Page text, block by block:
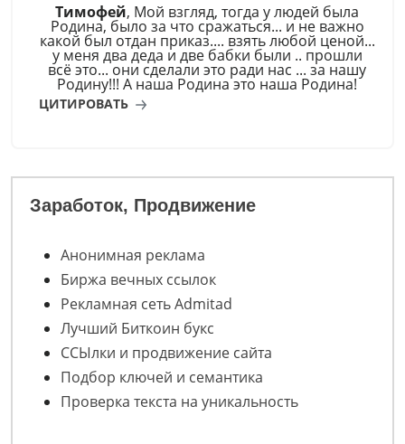
Тимофей, Мой взгляд, тогда у людей была
Родина, было за что сражаться... и не важно
какой был отдан приказ.... взять любой ценой...
у меня два деда и две бабки были .. прошли
всё это... они сделали это ради нас ... за нашу
Родину!!! А наша Родина это наша Родина!
ЦИТИРОВАТЬ
Заработок, Продвижение
Анонимная реклама
Биржа вечных ссылок
Рекламная сеть Admitad
Лучший Биткоин букс
ССЫлки и продвижение сайта
Подбор ключей и семантика
Проверка текста на уникальность